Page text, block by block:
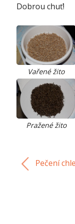
Dobrou chuť!
Vařené žito
Pražené žito
Pečení